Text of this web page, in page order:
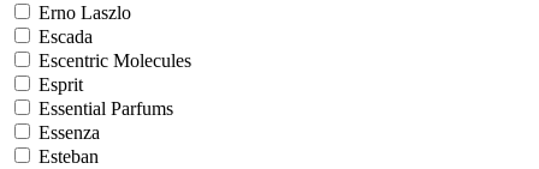
Erno Laszlo
Escada
Escentric Molecules
Esprit
Essential Parfums
Essenza
Esteban